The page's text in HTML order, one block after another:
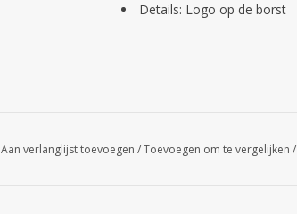
Details: Logo op de borst
Aan verlanglijst toevoegen /Toevoegen om te vergelijken /